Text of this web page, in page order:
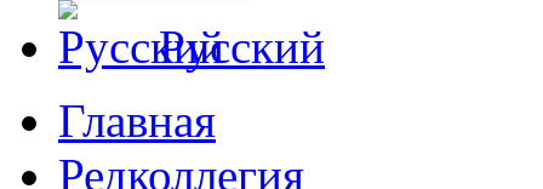
Русский
Главная
Редколлегия